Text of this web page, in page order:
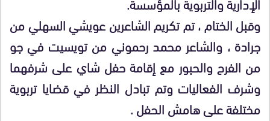
وقبل الختام ، تم تكريم الشاعرين عويشي السهلي من
جرادة ، والشاعر محمد رحموني من تويسيت في جو
من الفرح والحبور مع إقامة حفل شاي على شرفهما
وشرف الفعاليات وتم تبادل النظر في قضايا تربوية
مختلفة على هامش الحفل .